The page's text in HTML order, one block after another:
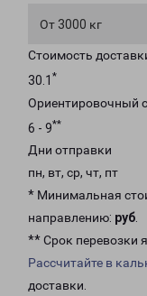
От 3000 кг
Стоимость
30.1 *
Ориентировочный
6 - 9**
Дни отправки
пн, вт, ср, чт, пт
* Минимальная
направлению: руб.
** Срок перевозки
Рассчитайте в
доставки.